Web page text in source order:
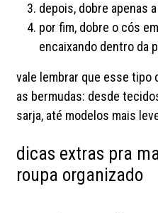
depois, dobre apenas
por fim, dobre o cós
encaixando dentro da
vale lembrar que esse tipo
as bermudas: desde
sarja, até modelos mais
dicas extras pra
roupa organizado